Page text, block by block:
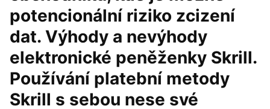
potencionální riziko zcizení
dat. Výhody a nevýhody
elektronické peněženky Skrill.
Používání platební metody
Skrill s sebou nese své